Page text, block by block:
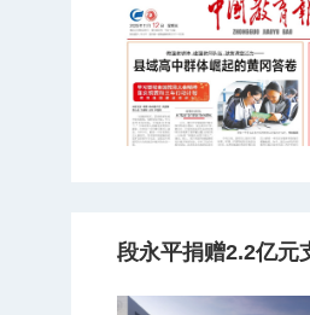
段永平捐赠2.2亿元